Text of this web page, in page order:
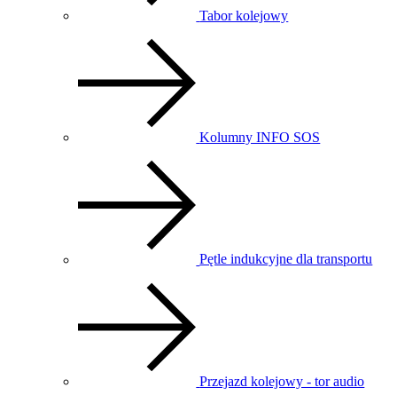
Tabor kolejowy
Kolumny INFO SOS
Pętle indukcyjne dla transportu
Przejazd kolejowy - tor audio